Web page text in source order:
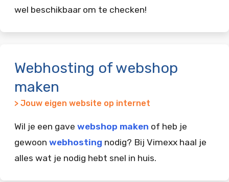
wel beschikbaar om te checken!
Webhosting of webshop
maken
> Jouw eigen website op internet
Wil je een gave webshop maken of heb je
gewoon webhosting nodig? Bij Vimexx haal je
alles wat je nodig hebt snel in huis.